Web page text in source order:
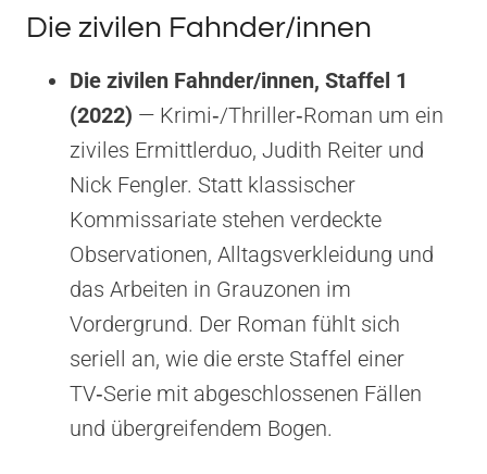
Die zivilen Fahnder/innen
Die zivilen Fahnder/innen, Staffel 1
(2022) — Krimi‑/Thriller‑Roman um ein
ziviles Ermittlerduo, Judith Reiter und
Nick Fengler. Statt klassischer
Kommissariate stehen verdeckte
Observationen, Alltagsverkleidung und
das Arbeiten in Grauzonen im
Vordergrund. Der Roman fühlt sich
seriell an, wie die erste Staffel einer
TV‑Serie mit abgeschlossenen Fällen
und übergreifendem Bogen.